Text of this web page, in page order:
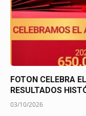
FOTON CELEBRA
RESULTADOS
03/10/2026